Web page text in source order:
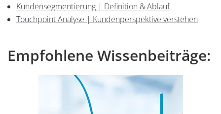
Kundensegmentierung | Definition & Ablauf
Touchpoint Analyse | Kundenperspektive verstehen
Einleitung
Empfohlene Wissenbeiträge: